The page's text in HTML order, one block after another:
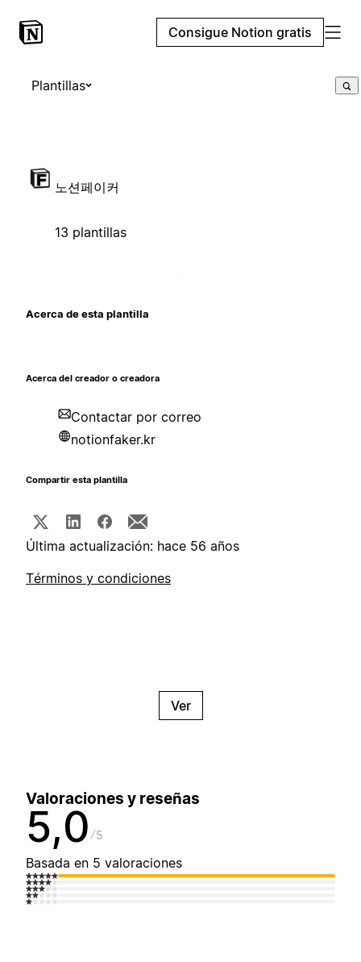
Consigue Notion gratis
Plantillas
노션페이커
13 plantillas
Acerca de esta plantilla
Acerca del creador o creadora
Contactar por correo
notionfaker.kr
Compartir esta plantilla
Última actualización: hace 56 años
Términos y condiciones
Ver
Valoraciones y reseñas
5,0 5
Basada en 5 valoraciones